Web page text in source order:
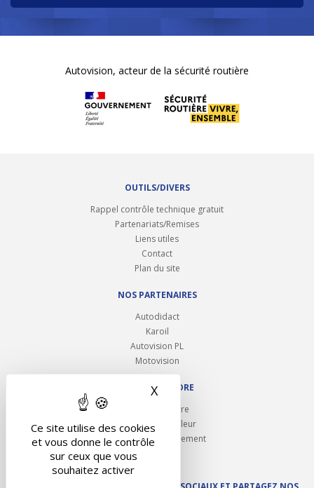
Ce site utilise des cookies
et vous donne le contrôle
sur ceux que vous
souhaitez activer
X Masquer le bandeau des
Autovision, acteur de la sécurité routière
OUTILS/DIVERS
Rappel contrôle technique gratuit
Partenariats/Remises
Liens utiles
Contact
Plan du site
NOS PARTENAIRES
Autodidact
Karoil
Autovision PL
Motovision
NOUS REJOINDRE
Ouvrir un centre
Devenez contrôleur
Carrières et recrutement